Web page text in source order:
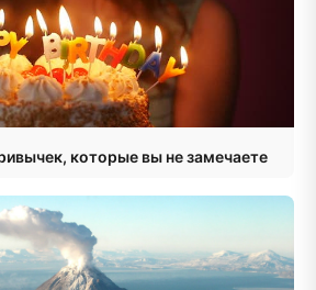
которые вы не замечаете